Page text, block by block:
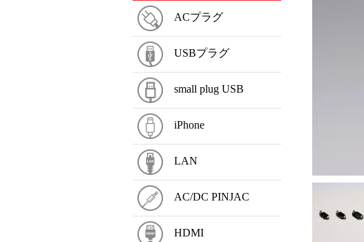
ACプラグ
USBプラグ
small plug USB
iPhone
LAN
AC/DC PINJAC
HDMI